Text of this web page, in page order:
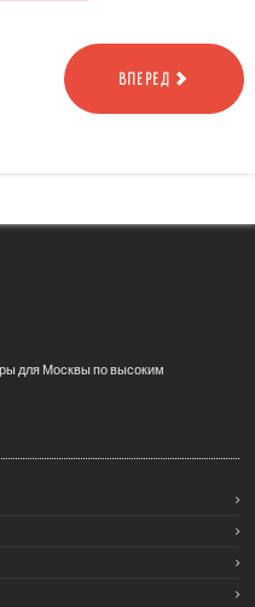
ВПЕРЕД
для Москвы по высоким